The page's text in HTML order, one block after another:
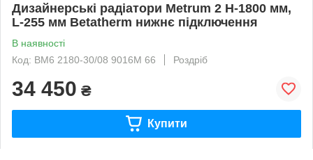
Дизайнерські радіатори Metrum 2 H-1800 мм,
L-255 мм Betatherm нижнє підключення
В наявності
Код: BM6 2180-30/08 9016М 66
Роздріб
34 450 ₴
Купити